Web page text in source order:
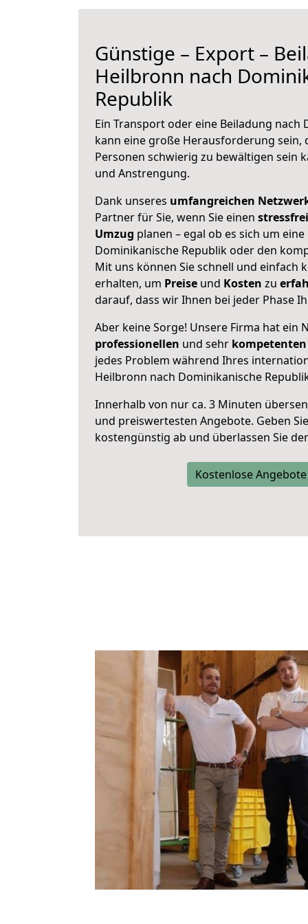
Günstige – Export –
Heilbronn nach
Republik
Ein Transport oder eine Beiladung nach
kann eine große Herausforderung sein,
Personen schwierig zu bewältigen sein
und Anstrengung.
Dank unseres umfangreichen
Partner für Sie, wenn Sie einen
Umzug planen – egal ob es sich um
Dominikanische Republik oder den
Mit uns können Sie schnell und einfach
erhalten, um Preise und Kosten zu
darauf, dass wir Ihnen bei jeder Phase
Aber keine Sorge! Unsere Firma hat ein
professionellen und sehr
jedes Problem während Ihres
Heilbronn nach Dominikanische
Innerhalb von nur ca. 3 Minuten
und preiswertesten Angebote. Geben
kostengünstig ab und überlassen Sie
Kostenlose